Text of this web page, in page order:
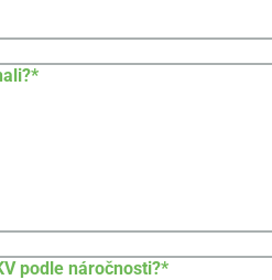
*
podle náročnosti?*